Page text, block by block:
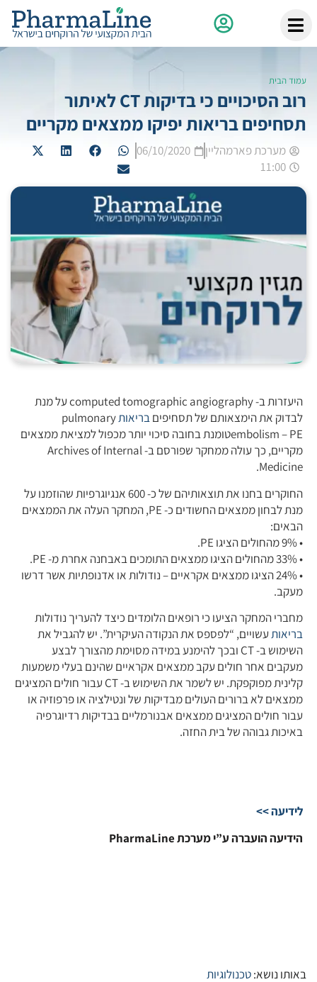
עמוד הבית
רוב הסיכויים כי בדיקות CT לאיתור
תסחיפים בריאות יפיקו ממצאים מקריים
מערכת פארמהליין
06/10/2020
11:00
היעזרות ב- computed tomographic angiography על מנת
לבדוק את הימצאותם של תסחיפיםבריאותpulmonary
embolism – PEטומנת בחובה סיכוי יותר מכפול למציאת ממצאים
מקריים, כך עולה ממחקר שפורסם ב- Archives of Internal
Medicine.
החוקרים בחנו את תוצאותיהם של כ- 600 אנגיוגרפיות שהוזמנו על
מנת לבחון ממצאים החשודים כ- PE, המחקר העלה את הממצאים
הבאים:
• 9% מהחולים הציגו PE.
• 33% מהחולים הציגו ממצאים התומכים באבחנה אחרת מ- PE.
• 24% הציגו ממצאים אקראיים – נודולות או אדנופתיות אשר דרשו
מעקב.
מחברי המחקר הציעו כי רופאים הלומדים כיצד להעריך נודולות
בריאותעשויים, “לפספס את הנקודה העיקרית”. יש להגביל את
השימוש ב- CT ובכך להימנע במידה מסוימת מהצורך לבצע
מעקבים אחר חולים עקב ממצאים אקראיים שהינם בעלי משמעות
קלינית מפוקפקת. יש לשמר את השימוש ב- CT עבור חולים המציגים
ממצאים לא ברורים העולים מבדיקות של ונטילציה או פרפוזיה או
עבור חולים המציגים ממצאים אבנורמליים בבדיקות רדיוגרפיה
באיכות גבוהה של בית החזה.
לידיעה >>
הידיעה הועברה ע”י מערכת PharmaLine
באותו נושא:טכנולוגיות